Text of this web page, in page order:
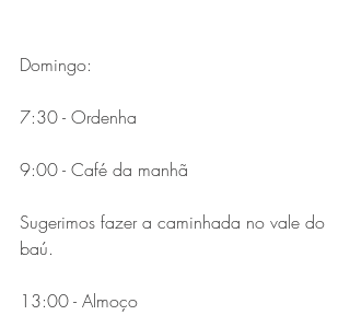
Domingo:
7:30 - Ordenha
9:00 - Café da manhã
Sugerimos fazer a caminhada no vale do
baú.
13:00 - Almoço